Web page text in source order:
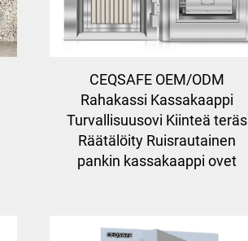
CEQSAFE OEM/ODM
Rahakassi Kassakaappi
Turvallisuusovi Kiinteä teräs
Räätälöity Ruisrautainen
pankin kassakaappi ovet